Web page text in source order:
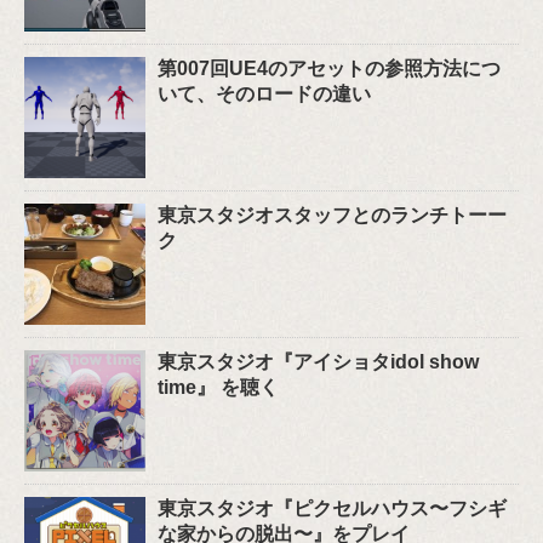
第007回UE4のアセットの参照方法につ
いて、そのロードの違い
東京スタジオスタッフとのランチトーー
ク
東京スタジオ『アイショタidol show
time』 を聴く
東京スタジオ『ピクセルハウス〜フシギ
な家からの脱出〜』をプレイ